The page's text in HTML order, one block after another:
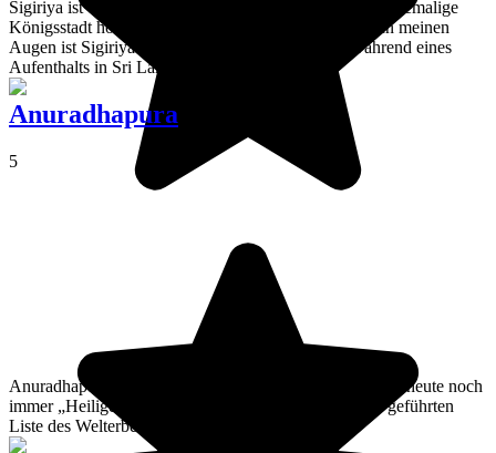
Sigiriya ist eine bedeutende archäologische Stätte und ehemalige
Königsstadt hoch oben auf einem berühmten Felsen. In meinen
Augen ist Sigiriya ein unumgängliches Reiseziel während eines
Aufenthalts in Sri Lanka.
Anuradhapura
5
Anuradhapura ist eine ehemalige Hauptstadt Sri Lankas, heute noch
immer „Heilige Stadt“ und auf der von der UNESCO geführten
Liste des Welterbes verzeichnet.